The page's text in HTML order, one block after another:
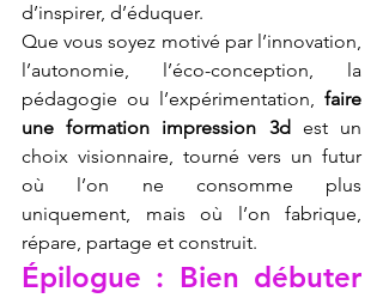
d’inspirer, d’éduquer.
Que vous soyez motivé par l’innovation,
l’autonomie, l’éco-conception, la
pédagogie ou l’expérimentation, faire
une formation impression 3d est un
choix visionnaire, tourné vers un futur
où l’on ne consomme plus
uniquement, mais où l’on fabrique,
répare, partage et construit.
Épilogue : Bien débuter